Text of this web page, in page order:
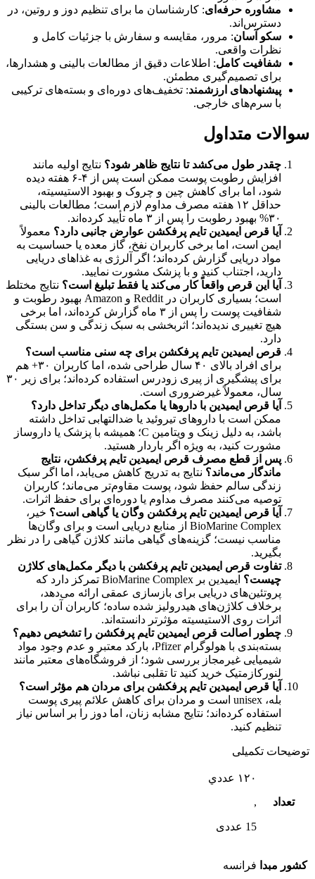
مشاوره حرفه‌ای: کارشناسان ما برای تنظیم دوز و روتین، در
دسترس‌اند.
سکو آسان: مرور، مقایسه و سفارش با جزئیات کامل و
نظرات واقعی.
شفافیت کامل: اطلاعات دقیق از مطالعات بالینی و هشدارها،
برای تصمیم‌گیری مطمئن.
پیشنهادهای ارزشمند: تخفیف‌های دوره‌ای و بسته‌های ترکیبی
با سرم‌های خارجی.
سوالات متداول
چقدر طول می‌کشد تا نتایج ظاهر شود؟ نتایج اولیه مانند
افزایش رطوبت پوست ممکن است پس از ۴-۶ هفته دیده
شود، اما برای کاهش چین و چروک و بهبود الاستیسیته،
حداقل ۱۲ هفته مصرف مداوم لازم است؛ مطالعات بالینی
۳۰% بهبود رطوبت را پس از ۳ ماه تأیید کرده‌اند.
آیا قرص ایمیدین تایم پرفکشن عوارض جانبی دارد؟ معمولاً
ایمن است، اما برخی کاربران نفخ، گاز معده یا حساسیت به
مواد دریایی گزارش کرده‌اند؛ اگر آلرژی به غذاهای دریایی
دارید، اجتناب کنید و با پزشک مشورت نمایید.
آیا این قرص واقعاً کار می‌کند یا فقط تبلیغ است؟ نتایج مختلط
است؛ بسیاری کاربران در Reddit و Amazon بهبود رطوبت و
شفافیت پوست را پس از ۳ ماه گزارش کرده‌اند، اما برخی
هیچ تغییری ندیده‌اند؛ اثربخشی به سبک زندگی و سن بستگی
دارد.
قرص ایمیدین تایم پرفکشن برای چه سنی مناسب است؟
برای افراد بالای ۴۰ سال طراحی شده، اما کاربران ۳۰+ هم
برای پیشگیری از پیری زودرس استفاده کرده‌اند؛ برای زیر ۳۰
سال، معمولاً غیرضروری است.
آیا قرص ایمیدین با داروها یا مکمل‌های دیگر تداخل دارد؟
ممکن است با داروهای تیروئید یا ضدالتهابی تداخل داشته
باشد، به دلیل زینک و ویتامین C؛ همیشه با پزشک یا داروساز
مشورت کنید، به ویژه اگر باردار هستید.
پس از قطع مصرف قرص ایمیدین تایم پرفکشن، نتایج
ماندگار می‌ماند؟ نتایج به تدریج کاهش می‌یابد، اما اگر سبک
زندگی سالم حفظ شود، پوست مقاوم‌تر می‌ماند؛ کاربران
توصیه می‌کنند مصرف مداوم یا دوره‌ای برای حفظ اثرات.
آیا قرص ایمیدین تایم پرفکشن وگان یا گیاهی است؟ خیر،
BioMarine Complex از منابع دریایی است و برای وگان‌ها
مناسب نیست؛ گزینه‌های گیاهی مانند کلاژن گیاهی را در نظر
بگیرید.
تفاوت قرص ایمیدین تایم پرفکشن با دیگر مکمل‌های کلاژن
چیست؟
ایمیدین بر BioMarine Complex تمرکز دارد که
پروتئین‌های دریایی برای بازسازی عمقی ارائه می‌دهد،
برخلاف کلاژن‌های هیدرولیز شده ساده؛ کاربران آن را برای
اثرات روی الاستیسیته مؤثرتر دانسته‌اند.
چطور اصالت قرص ایمیدین تایم پرفکشن را تشخیص دهیم؟
بسته‌بندی با هولوگرام Pfizer، بارکد معتبر و عدم وجود مواد
شیمیایی غیرمجاز بررسی شود؛ از فروشگاه‌های معتبر مانند
لنورکازمتیک خرید کنید تا تقلبی نباشد.
آیا قرص ایمیدین تایم پرفکشن برای مردان هم مؤثر است؟
بله، unisex است و مردان برای کاهش علائم پیری پوست
استفاده کرده‌اند؛ نتایج مشابه زنان، اما دوز را بر اساس نیاز
تنظیم کنید.
توضیحات تکمیلی
تعداد
١٢٠ عددي
,
15 عددی
كشور مبدا فرانسه